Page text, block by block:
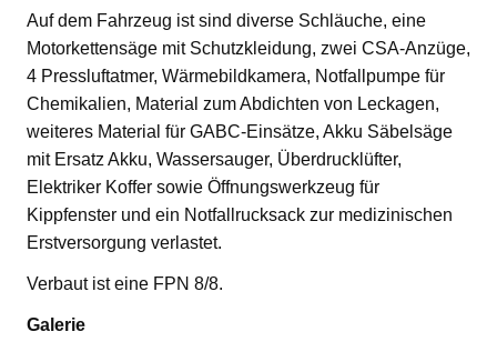
Auf dem Fahrzeug ist sind diverse Schläuche, eine
Motorkettensäge mit Schutzkleidung, zwei CSA-Anzüge,
4 Pressluftatmer, Wärmebildkamera, Notfallpumpe für
Chemikalien, Material zum Abdichten von Leckagen,
weiteres Material für GABC-Einsätze, Akku Säbelsäge
mit Ersatz Akku, Wassersauger, Überdrucklüfter,
Elektriker Koffer sowie Öffnungswerkzeug für
Kippfenster und ein Notfallrucksack zur medizinischen
Erstversorgung verlastet.
Verbaut ist eine FPN 8/8.
Galerie